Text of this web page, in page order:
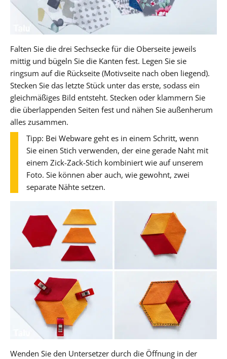
Falten Sie die drei Sechsecke für die Oberseite jeweils
mittig und bügeln Sie die Kanten fest. Legen Sie sie
ringsum auf die Rückseite (Motivseite nach oben liegend).
Stecken Sie das letzte Stück unter das erste, sodass ein
gleichmäßiges Bild entsteht. Stecken oder klammern Sie
die überlappenden Seiten fest und nähen Sie außenherum
alles zusammen.
Tipp: Bei Webware geht es in einem Schritt, wenn
Sie einen Stich verwenden, der eine gerade Naht mit
einem Zick-Zack-Stich kombiniert wie auf unserem
Foto. Sie können aber auch, wie gewohnt, zwei
separate Nähte setzen.
Wenden Sie den Untersetzer durch die Öffnung in der